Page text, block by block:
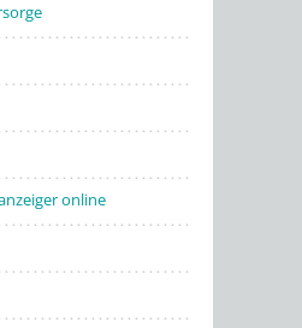
online